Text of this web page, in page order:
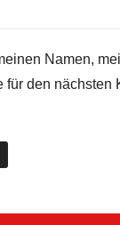
Namen,
für den nächsten